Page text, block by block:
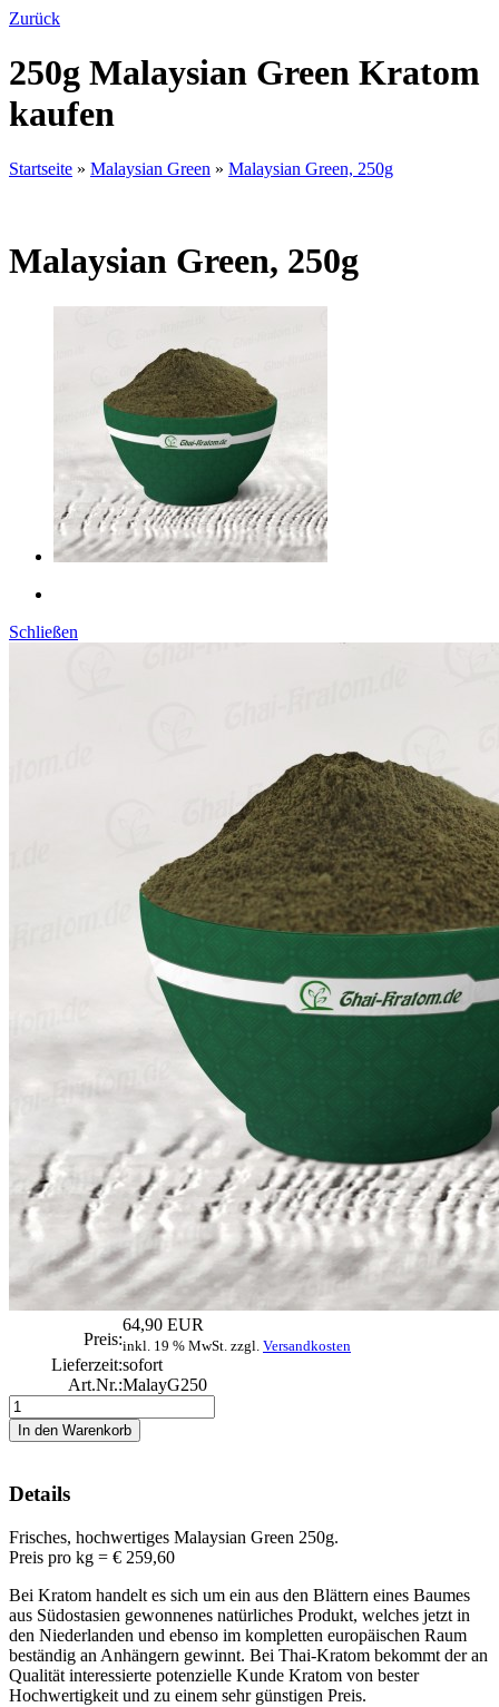
Zurück
250g Malaysian Green Kratom
kaufen
Startseite » Malaysian Green » Malaysian Green, 250g
Malaysian Green, 250g
Schließen
Preis:
64,90 EUR
inkl. 19 % MwSt. zzgl. Versandkosten
Lieferzeit:sofort
Art.Nr.:MalayG250
Details
Frisches, hochwertiges Malaysian Green 250g.
Preis pro kg = € 259,60
Bei Kratom handelt es sich um ein aus den Blättern eines Baumes
aus Südostasien gewonnenes natürliches Produkt, welches jetzt in
den Niederlanden und ebenso im kompletten europäischen Raum
beständig an Anhängern gewinnt. Bei Thai-Kratom bekommt der an
Qualität interessierte potenzielle Kunde Kratom von bester
Hochwertigkeit und zu einem sehr günstigen Preis.